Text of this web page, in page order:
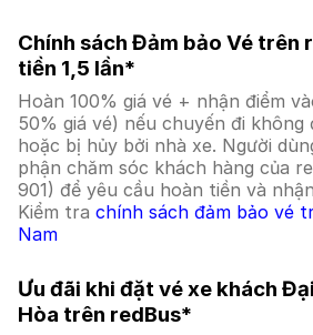
Chính sách Đảm bảo Vé trên
tiền 1,5 lần*
Hoàn 100% giá vé + nhận điểm
50% giá vé) nếu chuyến đi không
hoặc bị hủy bởi nhà xe. Người
phận chăm sóc khách hàng của
901) để yêu cầu hoàn tiền và
Kiểm tra chính sách đảm bảo vé
Nam
Ưu đãi khi đặt vé xe khách
Hòa trên redBus*